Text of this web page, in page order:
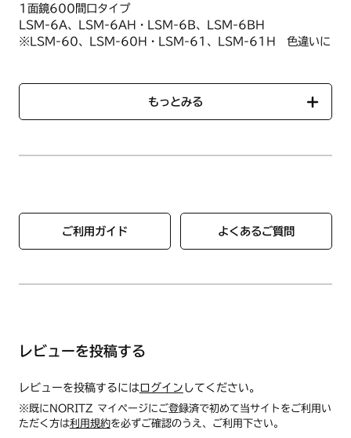
1面鏡600間口タイプ
LSM-6A、LSM-6AH・LSM-6B、LSM-6BH
※LSM-60、LSM-60H・LSM-61、LSM-61H 色違いに
もっとみる
ご利用ガイド よくあるご質問
レビューを投稿する
レビューを投稿するにはログイン してください。
※既にNORITZ マイページにご登録済で初めて当サイトをご利用い
ただく方は利用規約を必ずご確認のうえ、ご利用下さい。